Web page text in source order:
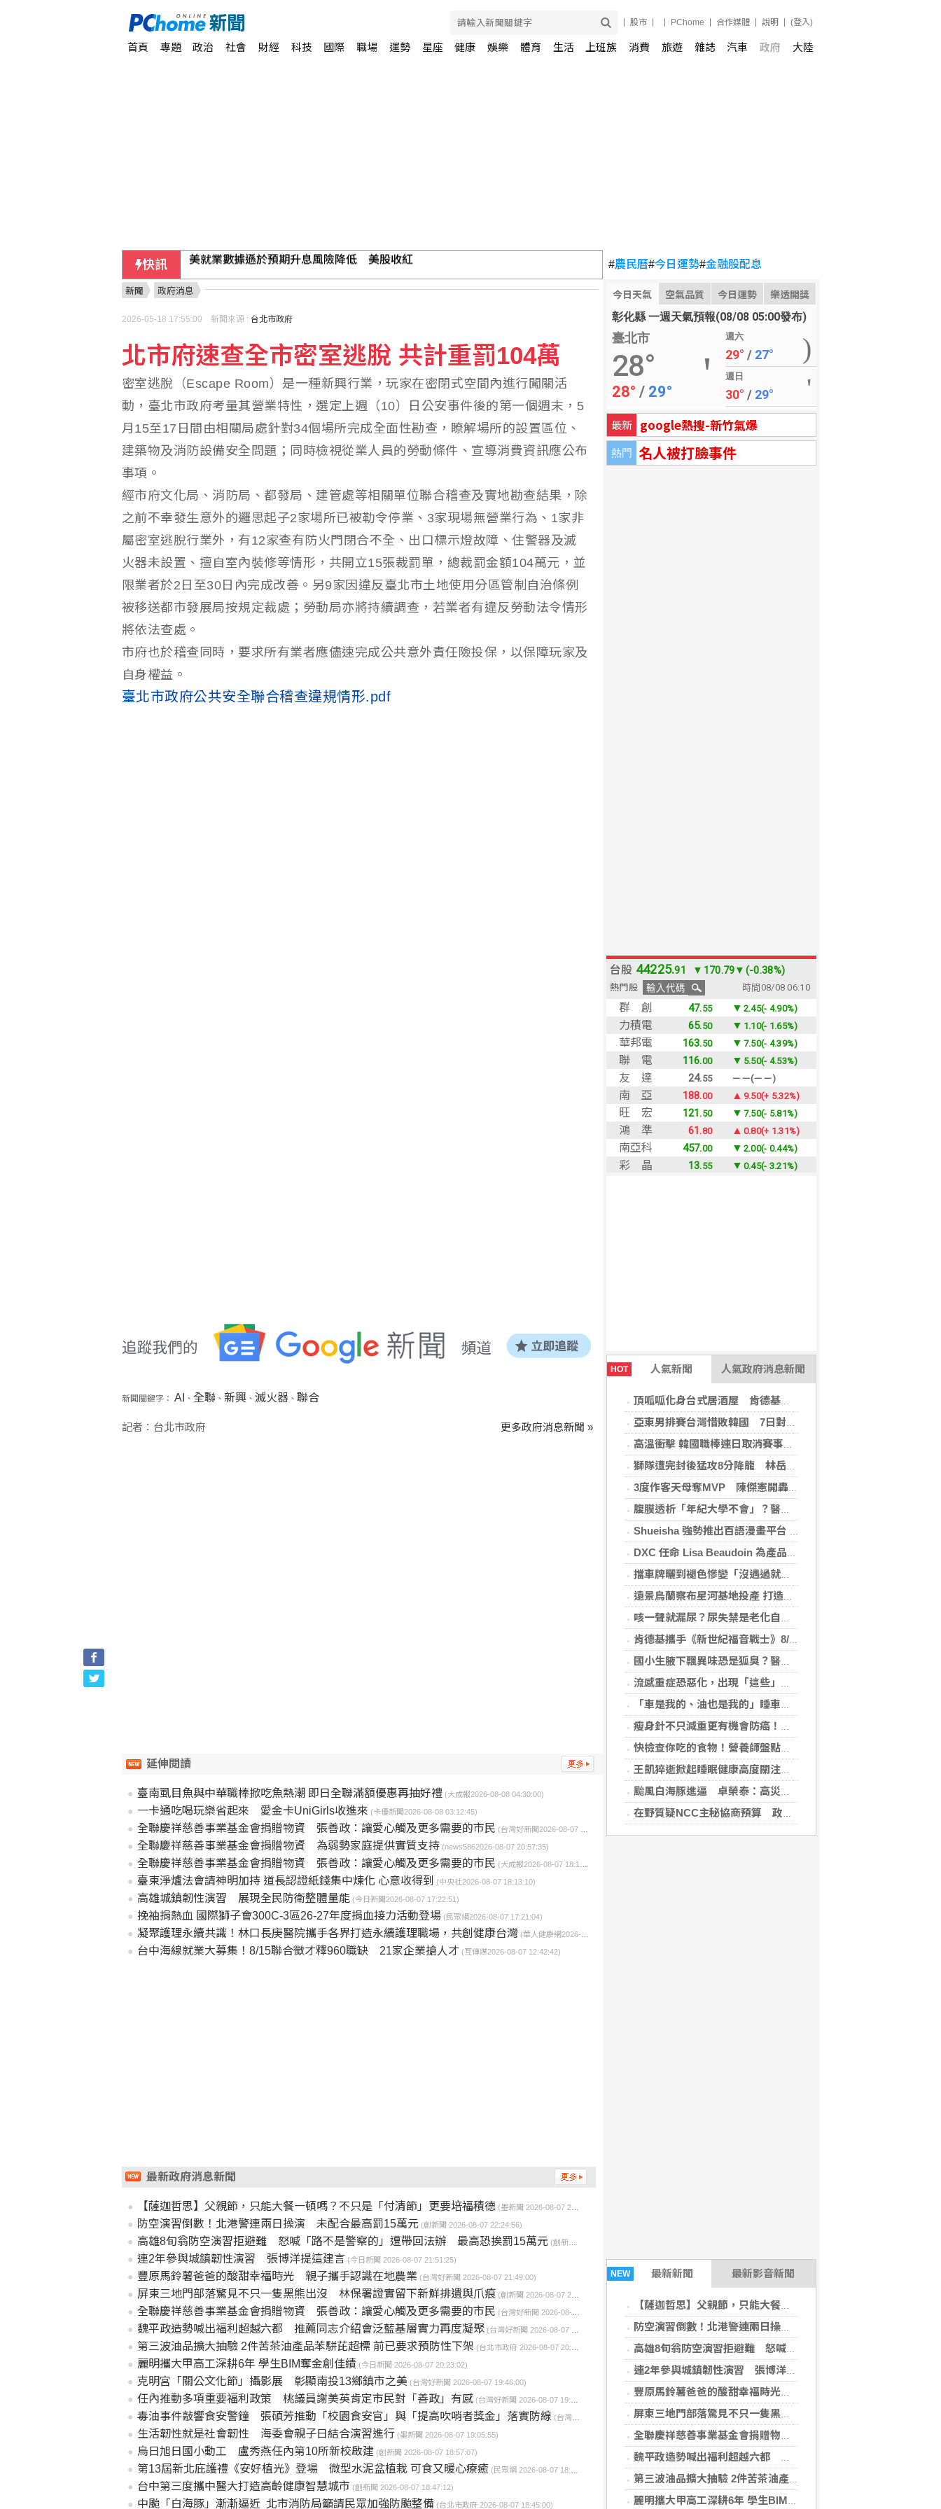
股市 PChome 合作媒體 說明 (登入)
首頁 專題 政治 社會 財經 科技 國際 職場 運勢 星座 健康 娛樂 體育 生活 上班族 消費 旅遊 雜誌 汽車 政府 大陸
快訊 市場衡量荷莫茲海峽談判和伊朗局勢 油價走高 #農民曆#今日運勢#金融股配息
今日天氣 空氣品質 今日運勢 樂透開獎
彰化縣 一週天氣預報(08/08 05:00發布)
臺北市
28°
28° / 29°
週六
29° / 27°
週日
30° / 29°
最新 google熱搜-新竹氣爆
熱門 名人被打臉事件
HOT 人氣新聞 人氣政府消息新聞
頂呱呱化身台式居酒屋 肯德基聯名EVA攻漫迷
亞東男排賽台灣惜敗韓國 7日對戰日本拚4強
高溫衝擊 韓國職棒連日取消賽事、11日起晚間7時開打
獅隊遭完封後猛攻8分降龍 林岳平：總是要發揮
3度作客天母奪MVP 陳傑憲開轟擊退雙殺心魔
腹膜透析「年紀大學不會」？醫：年齡並非限制 評估還要看3面向
Shueisha 強勢推出百語漫畫平台 MANGA MILLION 大舉進軍全球市場
DXC 任命 Lisa Beaudoin 為產品總監，以加速產品導向型增長
擋車牌曬到褪色慘變「沒遇過就好了」！崔始源親朝聖崩潰喊：記得常換照片
遠景烏蘭察布星河基地投產 打造吉瓦級AI基礎設施新模式
咳一聲就漏尿？尿失禁是老化自然現象？醫揭：不同尿失禁的治療方式
肯德基攜手《新世紀福音戰士》8/11霸脆覺醒 首度跨界台灣速食品牌！
國小生腋下飄異味恐是狐臭？醫：若伴青春期徵象應評估性早熟
流感重症恐惡化，出現「這些」症狀別再等！醫籲：別因非流感季就掉以輕心
「車是我的、油也是我的」睡車竟被收住宿費 官方一句話打臉飯店
瘦身針不只減重更有機會防癌！無糖尿病肥胖者使用GLP-1藥物 罹癌風險顯著下降
快檢查你吃的食物！營養師盤點「5大反式脂肪來源」跟你想的不同
王凱猝逝掀起睡眠健康高度關注！醫籲：最危險的不是熬夜，而是「這個」錯覺
颱風白海豚進逼 卓榮泰：高災害潛勢區加強預防性整備
在野質疑NCC主秘協商預算 政院：委員全出缺所致
NEW 最新新聞 最新影音新聞
【薩迦哲思】父親節，只能大餐一頓嗎？不只是「付清節」更要培福積德
防空演習倒數！北港警連兩日操演 未配合最高罰15萬元
高雄8旬翁防空演習拒避難 怒喊「路不是警察的」遭帶回法辦 最高恐挨罰15萬元
連2年參與城鎮韌性演習 張博洋提這建言
豐原馬鈴薯爸爸的酸甜幸福時光 親子攜手認識在地農業
屏東三地門部落驚見不只一隻黑熊出沒 林保署證實留下新鮮排遺與爪痕
全聯慶祥慈善事業基金會捐贈物資 張善政：讓愛心觸及更多需要的市民
魏平政造勢喊出福利超越六都 推薦同志介紹會泛藍基層實力再度凝聚
第三波油品擴大抽驗 2件苦茶油產品苯駢芘超標 前已要求預防性下架
麗明攜大甲高工深耕6年 學生BIM奪金創佳績
新聞 政府消息
2026-05-18 17:55:00 新聞來源 : 台北市政府
北市府速查全市密室逃脫 共計重罰104萬
密室逃脫（Escape Room）是一種新興行業，玩家在密閉式空間內進行闖關活
動，臺北市政府考量其營業特性，選定上週（10）日公安事件後的第一個週末，5
月15至17日間由相關局處針對34個場所完成全面性勘查，瞭解場所的設置區位、
建築物及消防設備安全問題；同時檢視從業人員的勞動條件、宣導消費資訊應公布
事項。
經市府文化局、消防局、都發局、建管處等相關單位聯合稽查及實地勘查結果，除
之前不幸發生意外的邏思起子2家場所已被勒令停業、3家現場無營業行為、1家非
屬密室逃脫行業外，有12家查有防火門閉合不全、出口標示燈故障、住警器及滅
火器未設置、擅自室內裝修等情形，共開立15張裁罰單，總裁罰金額104萬元，並
限業者於2日至30日內完成改善。另9家因違反臺北市土地使用分區管制自治條例
被移送都市發展局按規定裁處；勞動局亦將持續調查，若業者有違反勞動法令情形
將依法查處。
市府也於稽查同時，要求所有業者應儘速完成公共意外責任險投保，以保障玩家及
自身權益。
臺北市政府公共安全聯合稽查違規情形.pdf
新聞關鍵字： AI 、 全聯、 新興、 滅火器、 聯合
記者：台北市政府 更多政府消息新聞 »
延伸閱讀
臺南虱目魚與中華職棒掀吃魚熱潮 即日全聯滿額優惠再抽好禮 (大成報2026-08-08 04:30:00)
一卡通吃喝玩樂省起來 愛金卡UniGirls收進來 (卡優新聞2026-08-08 03:12:45)
全聯慶祥慈善事業基金會捐贈物資 張善政：讓愛心觸及更多需要的市民 (台灣好新聞2026-08-07 21:23:00)
全聯慶祥慈善事業基金會捐贈物資 為弱勢家庭提供實質支持 (news5862026-08-07 20:57:35)
全聯慶祥慈善事業基金會捐贈物資 張善政：讓愛心觸及更多需要的市民 (大成報2026-08-07 18:17:16)
臺東淨爐法會請神明加持 道長認證紙錢集中煉化 心意收得到 (中央社2026-08-07 18:13:10)
高雄城鎮韌性演習 展現全民防衛整體量能 (今日新聞2026-08-07 17:22:51)
挽袖捐熱血 國際獅子會300C-3區26-27年度捐血接力活動登場 (民眾網2026-08-07 17:21:04)
凝聚護理永續共識！林口長庚醫院攜手各界打造永續護理職場，共創健康台灣 (華人健康網2026-08-07 17:00:25)
台中海線就業大募集！8/15聯合徵才釋960職缺 21家企業搶人才 (互傳媒2026-08-07 12:42:42)
最新政府消息新聞
【薩迦哲思】父親節，只能大餐一頓嗎？不只是「付清節」更要培福積德 (墨新聞 2026-08-07 23:31:14)
防空演習倒數！北港警連兩日操演 未配合最高罰15萬元 (創新聞 2026-08-07 22:24:56)
高雄8旬翁防空演習拒避難 怒喊「路不是警察的」遭帶回法辦 最高恐挨罰15萬元 (創新聞 2026-08-07 21:58:24)
連2年參與城鎮韌性演習 張博洋提這建言 (今日新聞 2026-08-07 21:51:25)
豐原馬鈴薯爸爸的酸甜幸福時光 親子攜手認識在地農業 (台灣好新聞 2026-08-07 21:49:00)
屏東三地門部落驚見不只一隻黑熊出沒 林保署證實留下新鮮排遺與爪痕 (創新聞 2026-08-07 21:45:16)
全聯慶祥慈善事業基金會捐贈物資 張善政：讓愛心觸及更多需要的市民 (台灣好新聞 2026-08-07 21:23:00)
魏平政造勢喊出福利超越六都 推薦同志介紹會泛藍基層實力再度凝聚 (台灣好新聞 2026-08-07 21:06:00)
第三波油品擴大抽驗 2件苦茶油產品苯駢芘超標 前已要求預防性下架 (台北市政府 2026-08-07 20:30:00)
麗明攜大甲高工深耕6年 學生BIM奪金創佳績 (今日新聞 2026-08-07 20:23:02)
克明宮「關公文化節」攝影展 彰顯南投13鄉鎮市之美 (台灣好新聞 2026-08-07 19:46:00)
任內推動多項重要福利政策 桃議員謝美英肯定市民對「善政」有感 (台灣好新聞 2026-08-07 19:20:07)
毒油事件敲響食安警鐘 張碩芳推動「校園食安官」與「提高吹哨者獎金」落實防線 (台灣好新聞 2026-08-07 19:09:39)
生活韌性就是社會韌性 海委會親子日結合演習進行 (墨新聞 2026-08-07 19:05:55)
烏日旭日國小動工 盧秀燕任內第10所新校啟建 (創新聞 2026-08-07 18:57:07)
第13屆新北庇護禮《安好植光》登場 微型水泥盆植栽 可食又暖心療癒 (民眾網 2026-08-07 18:56:35)
台中第三度攜中醫大打造高齡健康智慧城市 (創新聞 2026-08-07 18:47:12)
中颱「白海豚」漸漸逼近 北市消防局籲請民眾加強防颱整備 (台北市政府 2026-08-07 18:45:00)